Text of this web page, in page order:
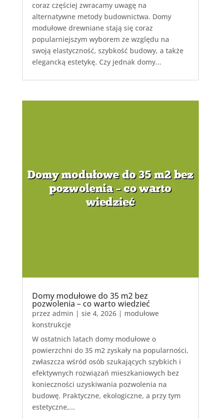
coraz częściej zwracamy uwagę na
alternatywne metody budownictwa. Domy
modułowe drewniane stają się coraz
popularniejszym wyborem ze względu na
swoją elastyczność, szybkość budowy, a także
elegancką estetykę. Czy jednak domy...
Domy modułowe do 35 m2 bez
pozwolenia – co warto wiedzieć
przez admin | sie 4, 2026| modułowe
konstrukcje
W ostatnich latach domy modułowe o
powierzchni do 35 m2 zyskały na popularności,
zwłaszcza wśród osób szukających szybkich i
efektywnych rozwiązań mieszkaniowych bez
konieczności uzyskiwania pozwolenia na
budowę. Praktyczne, ekologiczne, a przy tym
estetyczne,...